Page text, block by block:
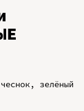
зелёный